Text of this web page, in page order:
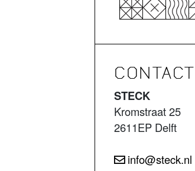
CONTACT
STECK
Kromstraat 25
2611EP Delft
info@steck.nl